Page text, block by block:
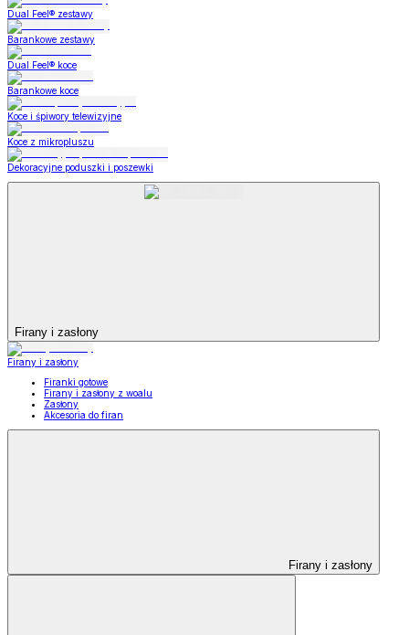
Dual Feel® zestawy
Barankowe zestawy
Dual Feel® koce
Barankowe koce
Koce i śpiwory telewizyjne
Koce z mikropluszu
Dekoracyjne poduszki i poszewki
Firany i zasłony
Firany i zasłony
Firanki gotowe
Firany i zasłony z woalu
Zasłony
Akcesoria do firan
Firany i zasłony